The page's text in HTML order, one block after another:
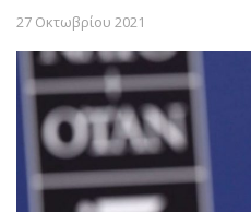
27 Οκτωβρίου 2021